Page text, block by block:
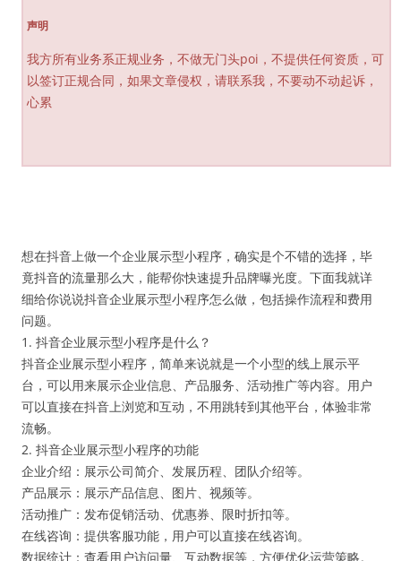
声明
我方所有业务系正规业务，不做无门头poi，不提供任何资质，可
以签订正规合同，如果文章侵权，请联系我，不要动不动起诉，
心累
想在抖音上做一个企业展示型小程序，确实是个不错的选择，毕
竟抖音的流量那么大，能帮你快速提升品牌曝光度。下面我就详
细给你说说抖音企业展示型小程序怎么做，包括操作流程和费用
问题。
1. 抖音企业展示型小程序是什么？
抖音企业展示型小程序，简单来说就是一个小型的线上展示平
台，可以用来展示企业信息、产品服务、活动推广等内容。用户
可以直接在抖音上浏览和互动，不用跳转到其他平台，体验非常
流畅。
2. 抖音企业展示型小程序的功能
企业介绍：展示公司简介、发展历程、团队介绍等。
产品展示：展示产品信息、图片、视频等。
活动推广：发布促销活动、优惠券、限时折扣等。
在线咨询：提供客服功能，用户可以直接在线咨询。
数据统计：查看用户访问量、互动数据等，方便优化运营策略。